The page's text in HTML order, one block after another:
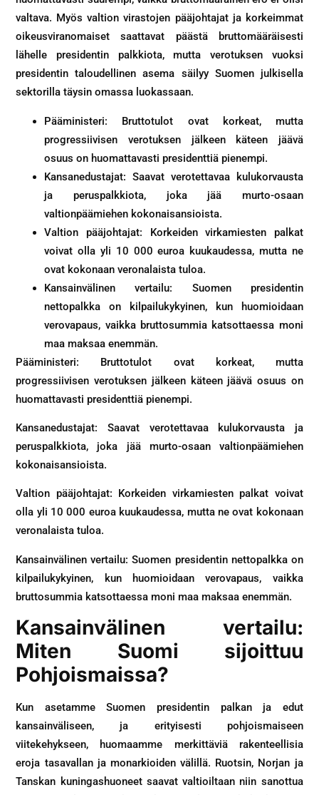
valtava. Myös valtion virastojen pääjohtajat ja korkeimmat
oikeusviranomaiset saattavat päästä bruttomääräisesti
lähelle presidentin palkkiota, mutta verotuksen vuoksi
presidentin taloudellinen asema säilyy Suomen julkisella
sektorilla täysin omassa luokassaan.
Pääministeri: Bruttotulot ovat korkeat, mutta
progressiivisen verotuksen jälkeen käteen jäävä
osuus on huomattavasti presidenttiä pienempi.
Kansanedustajat: Saavat verotettavaa kulukorvausta
ja peruspalkkiota, joka jää murto-osaan
valtionpäämiehen kokonaisansioista.
Valtion pääjohtajat: Korkeiden virkamiesten palkat
voivat olla yli 10 000 euroa kuukaudessa, mutta ne
ovat kokonaan veronalaista tuloa.
Kansainvälinen vertailu: Suomen presidentin
nettopalkka on kilpailukykyinen, kun huomioidaan
verovapaus, vaikka bruttosummia katsottaessa moni
maa maksaa enemmän.
Pääministeri: Bruttotulot ovat korkeat, mutta
progressiivisen verotuksen jälkeen käteen jäävä osuus on
huomattavasti presidenttiä pienempi.
Kansanedustajat: Saavat verotettavaa kulukorvausta ja
peruspalkkiota, joka jää murto-osaan valtionpäämiehen
kokonaisansioista.
Valtion pääjohtajat: Korkeiden virkamiesten palkat voivat
olla yli 10 000 euroa kuukaudessa, mutta ne ovat kokonaan
veronalaista tuloa.
Kansainvälinen vertailu: Suomen presidentin nettopalkka on
kilpailukykyinen, kun huomioidaan verovapaus, vaikka
bruttosummia katsottaessa moni maa maksaa enemmän.
Kansainvälinen vertailu:
Miten Suomi sijoittuu
Pohjoismaissa?
Kun asetamme Suomen presidentin palkan ja edut
kansainväliseen, ja erityisesti pohjoismaiseen
viitekehykseen, huomaamme merkittäviä rakenteellisia
eroja tasavallan ja monarkioiden välillä. Ruotsin, Norjan ja
Tanskan kuningashuoneet saavat valtioiltaan niin sanottua